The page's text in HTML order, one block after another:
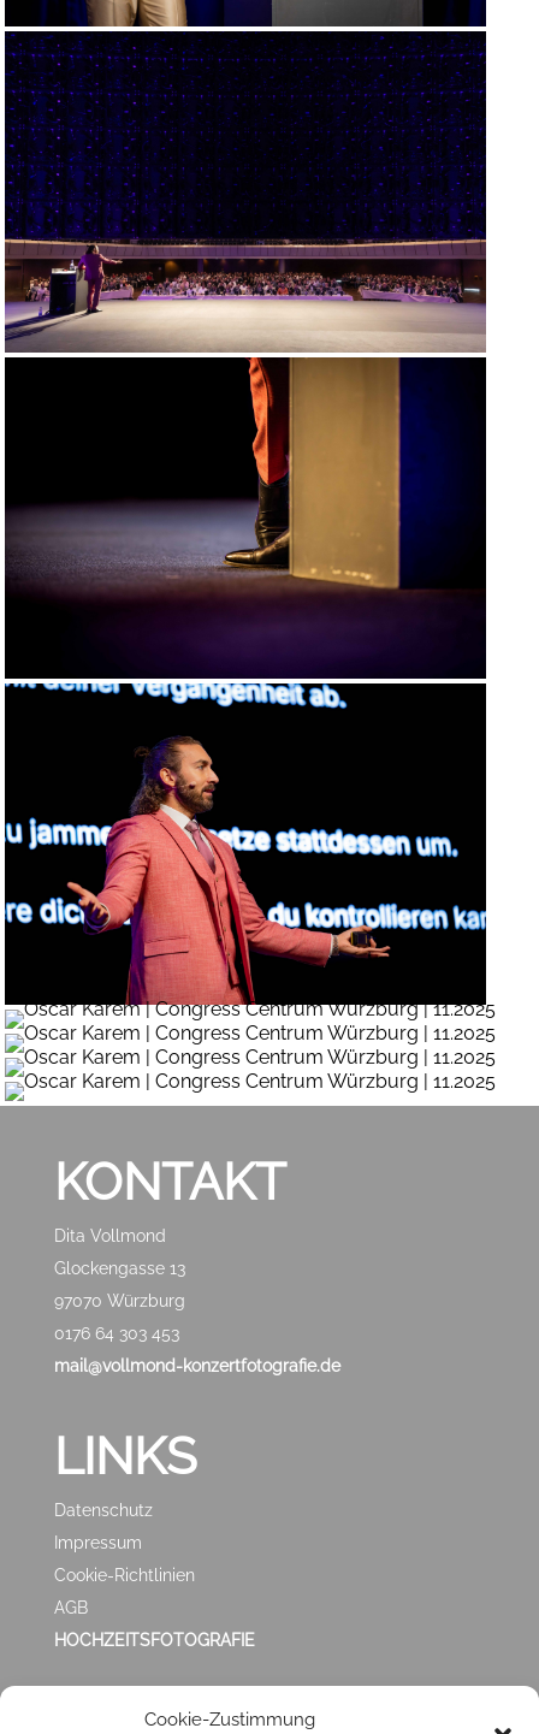
Cookie-Zustimmung
KONTAKT
Dita Vollmond
Glockengasse 13
97070 Würzburg
0176 64 303 453
mail@vollmond-konzertfotografie.de
LINKS
Datenschutz
Impressum
Cookie-Richtlinien
AGB
HOCHZEITSFOTOGRAFIE